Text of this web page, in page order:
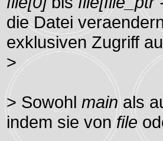
die Datei
exklusiven Zugriff
>
> Sowohl main als
indem sie von file